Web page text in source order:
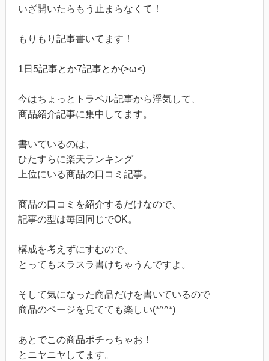
いざ開いたらもう止まらなくて！
もりもり記事書いてます！
1日5記事とか7記事とか(>ω<)
今はちょっとトラベル記事から浮気して、
商品紹介記事に集中してます。
書いているのは、
ひたすらに楽天ランキング
上位にいる商品の口コミ記事。
商品の口コミを紹介するだけなので、
記事の型は毎回同じでOK。
構成を考えずにすむので、
とってもスラスラ書けちゃうんですよ。
そして気になった商品だけを書いているので
商品のページを見てても楽しい(*^^*)
あとでこの商品ポチっちゃお！
とニヤニヤしてます。